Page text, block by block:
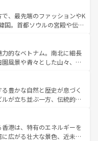
情報
ほしい。
ており、サーフィンやダイ
トドア好きにはたまらな
力を存分に味わいつくそ
台湾東部など、都市の喧騒
、訪れる人に新しい発見と
、奥深い台湾の食文化も魅
ど、バラエティ豊かな料理
の台湾情報は コンテンツ一覧を参
、最先端のファッションやK
国。首都ソウルの宮殿や伝統
々の自然美を楽しむことが
、絶品のストリートフード
っている。夜には、韓国な
多彩な魅力を心ゆくまで味
い。 なお、新着の韓国情報はコンテンツ一
的なベトナム。南北に細長
風景や青々とした山々、世
。ハノイの古い町並みやホ
の建物も、独特の雰囲気を
ティの豊かさとおいしさで
トナムコーヒーなどは、ぜ
を訪れてもあたたかい人々
きっと忘れられない旅にな
豊かな自然と歴史が息づく
が立ち並ぶ一方、伝統的な
はチェンマイなどの山岳地
プーケットやクラビの美し
むことができる。タイ料理
港は、特有のエネルギーを
広がる壮大な景色、近未来